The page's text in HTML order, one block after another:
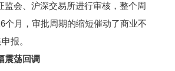
监会、沪深交易所进行审核，整个周
个月，审批周期的缩短催动了商业不
报。
震荡回调